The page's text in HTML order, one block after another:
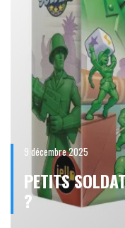
9 décembre 2025
PETITS
?